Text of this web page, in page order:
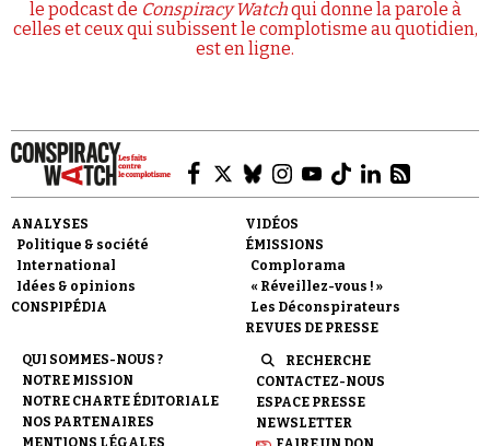
le podcast de Conspiracy Watchqui donne la parole à
celles et ceux qui subissent le complotisme au quotidien,
est en ligne.
ANALYSES
Politique & société
International
Idées & opinions
CONSPIPÉDIA
VIDÉOS
ÉMISSIONS
Complorama
« Réveillez-vous ! »
Les Déconspirateurs
REVUES DE PRESSE
QUI SOMMES-NOUS ?
NOTRE MISSION
NOTRE CHARTE ÉDITORIALE
NOS PARTENAIRES
MENTIONS LÉGALES
RECHERCHE
CONTACTEZ-NOUS
ESPACE PRESSE
NEWSLETTER